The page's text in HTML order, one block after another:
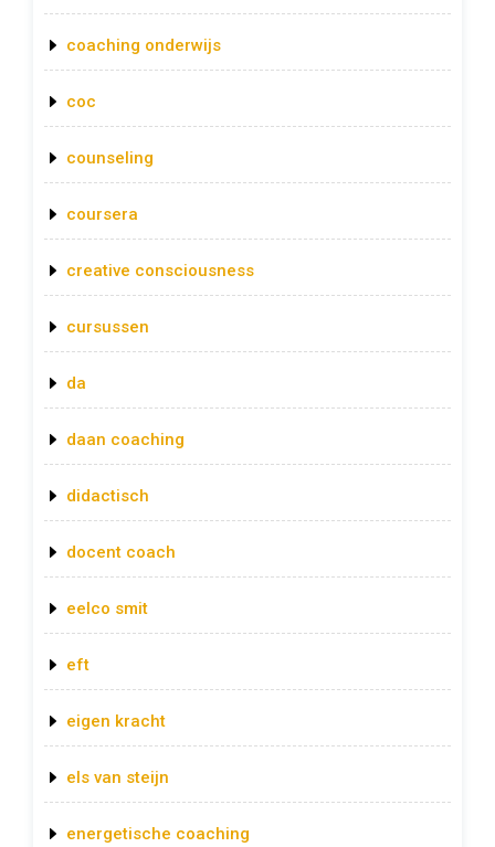
coaching onderwijs
coc
counseling
coursera
creative consciousness
cursussen
da
daan coaching
didactisch
docent coach
eelco smit
eft
eigen kracht
els van steijn
energetische coaching